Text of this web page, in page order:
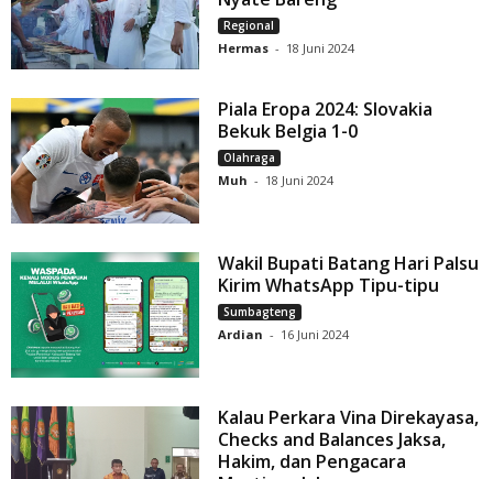
Regional
Hermas - 18 Juni 2024
Piala Eropa 2024: Slovakia
Bekuk Belgia 1-0
Olahraga
Muh - 18 Juni 2024
Wakil Bupati Batang Hari Palsu
Kirim WhatsApp Tipu-tipu
Sumbagteng
Ardian - 16 Juni 2024
Kalau Perkara Vina Direkayasa,
Checks and Balances Jaksa,
Hakim, dan Pengacara